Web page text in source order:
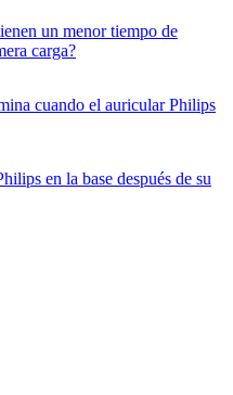
un menor tiempo de
carga?
cuando el auricular Philips
en la base después de su